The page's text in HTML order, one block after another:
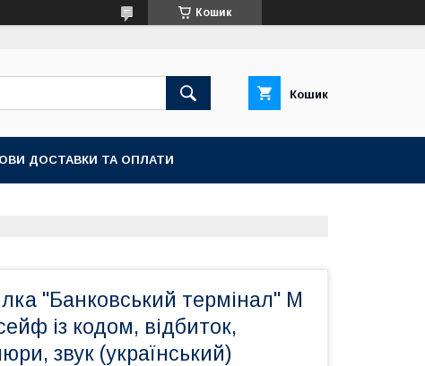
Кошик
Кошик
ДОСТАВКИ ТА ОПЛАТИ
"Банковський термінал" M
із кодом, відбиток,
звук (український)